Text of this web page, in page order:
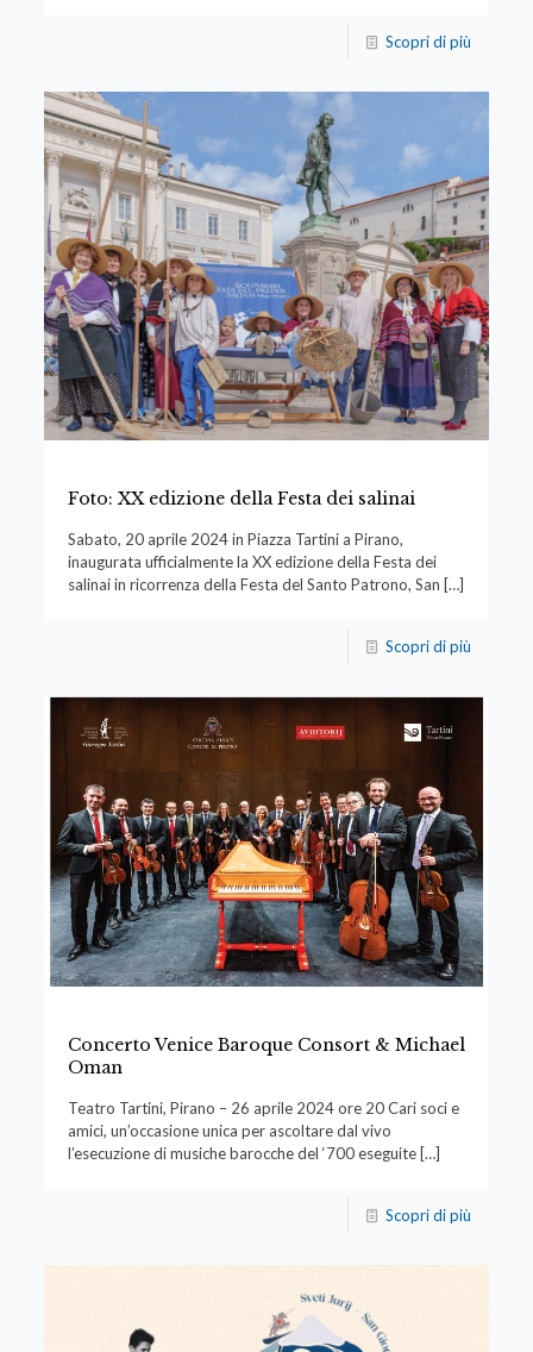
Scopri di più
Foto: XX edizione della Festa dei salinai
Sabato, 20 aprile 2024 in Piazza Tartini a Pirano,
inaugurata ufficialmente la XX edizione della Festa dei
salinai in ricorrenza della Festa del Santo Patrono, San […]
Scopri di più
Concerto Venice Baroque Consort & Michael
Oman
Teatro Tartini, Pirano – 26 aprile 2024 ore 20 Cari soci e
amici, un’occasione unica per ascoltare dal vivo
l’esecuzione di musiche barocche del ‘700 eseguite[…]
Scopri di più